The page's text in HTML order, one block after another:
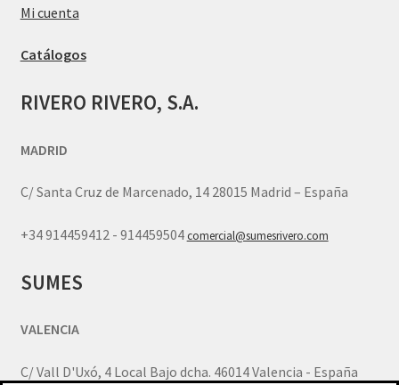
Mi cuenta
Catálogos
RIVERO RIVERO, S.A.
MADRID
C/ Santa Cruz de Marcenado, 14 28015 Madrid – España
+34 914459412 - 914459504comercial@sumesrivero.com
SUMES
VALENCIA
C/ Vall D'Uxó, 4 Local Bajo dcha. 46014 Valencia - España